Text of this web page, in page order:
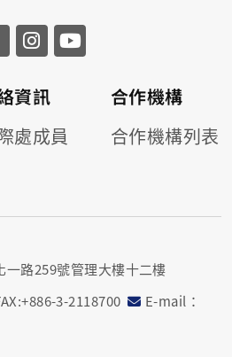
資訊
處成員
合作機構
合作機構列表
一路259號管理大樓十二樓
3-2118700
E-mail：